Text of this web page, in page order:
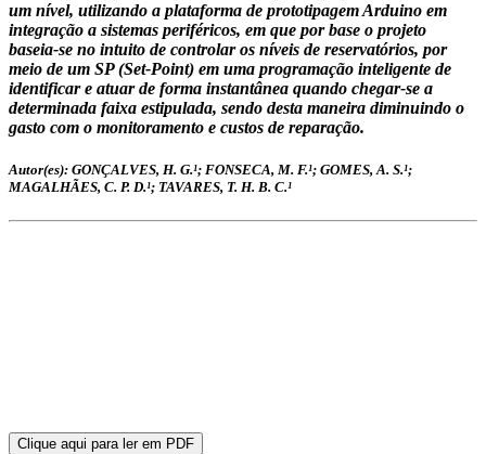
um nível, utilizando a plataforma de prototipagem Arduino em
integração a sistemas periféricos, em que por base o projeto
baseia-se no intuito de controlar os níveis de reservatórios, por
meio de um SP (Set-Point) em uma programação inteligente de
identificar e atuar de forma instantânea quando chegar-se a
determinada faixa estipulada, sendo desta maneira diminuindo o
gasto com o monitoramento e custos de reparação.
Autor(es): GONÇALVES, H. G.¹; FONSECA, M. F.¹; GOMES, A. S.¹;
MAGALHÃES, C. P. D.¹; TAVARES, T. H. B. C.¹
Clique aqui para ler em PDF